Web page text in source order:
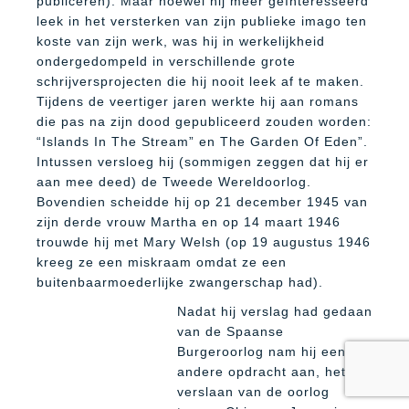
leek in het versterken van zijn publieke imago ten
koste van zijn werk, was hij in werkelijkheid
ondergedompeld in verschillende grote
schrijversprojecten die hij nooit leek af te maken.
Tijdens de veertiger jaren werkte hij aan romans
die pas na zijn dood gepubliceerd zouden worden:
“Islands In The Stream” en The Garden Of Eden”.
Intussen versloeg hij (sommigen zeggen dat hij er
aan mee deed) de Tweede Wereldoorlog.
Bovendien scheidde hij op 21 december 1945 van
zijn derde vrouw Martha en op 14 maart 1946
trouwde hij met Mary Welsh (op 19 augustus 1946
kreeg ze een miskraam omdat ze een
buitenbaarmoederlijke zwangerschap had).
Nadat hij verslag had gedaan
van de Spaanse
Burgeroorlog nam hij een
andere opdracht aan, het
verslaan van de oorlog